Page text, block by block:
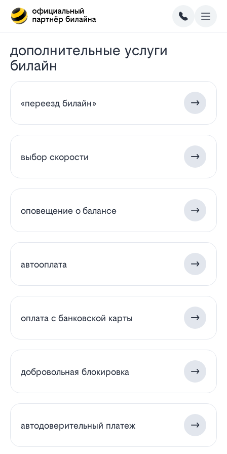
дополнительные услуги
билайн
«переезд билайн»
выбор скорости
оповещение о балансе
автооплата
оплата с банковской карты
добровольная блокировка
автодоверительный платеж